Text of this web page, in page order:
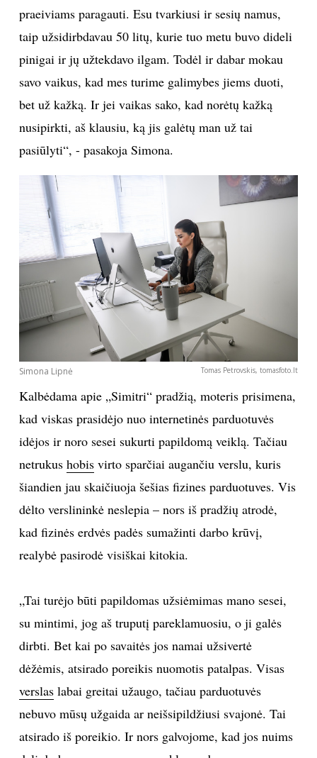
KONTAKTAI
PRIVATUMO POLITIKA
Sekite mus:
PRENUMERUOK
NAUJIENLAIŠKĮ
Prenumeruodami portalą,
praeiviams paragauti. Esu tvarkiusi ir sesių namus,
taip užsidirbdavau 50 litų, kurie tuo metu buvo dideli
pinigai ir jų užtekdavo ilgam. Todėl ir dabar mokau
savo vaikus, kad mes turime galimybes jiems duoti,
bet už kažką. Ir jei vaikas sako, kad norėtų kažką
nusipirkti, aš klausiu, ką jis galėtų man už tai
pasiūlyti“, - pasakoja Simona.
Simona Lipnė Tomas Petrovskis, tomasfoto.lt
Kalbėdama apie „Simitri“ pradžią, moteris prisimena,
kad viskas prasidėjo nuo internetinės parduotuvės
idėjos ir noro sesei sukurti papildomą veiklą. Tačiau
netrukus hobisvirto sparčiai augančiu verslu, kuris
šiandien jau skaičiuoja šešias fizines parduotuves. Vis
dėlto verslininkė neslepia – nors iš pradžių atrodė,
kad fizinės erdvės padės sumažinti darbo krūvį,
realybė pasirodė visiškai kitokia.
„Tai turėjo būti papildomas užsiėmimas mano sesei,
su mintimi, jog aš truputį pareklamuosiu, o ji galės
dirbti. Bet kai po savaitės jos namai užsivertė
dėžėmis, atsirado poreikis nuomotis patalpas. Visas
verslaslabai greitai užaugo, tačiau parduotuvės
nebuvo mūsų užgaida ar neišsipildžiusi svajonė. Tai
atsirado iš poreikio. Ir nors galvojome, kad jos nuims